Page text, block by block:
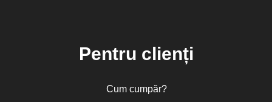
Pentru clienți
Cum cumpăr?